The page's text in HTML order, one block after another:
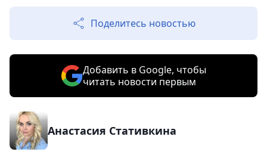
Поделитесь новостью
Добавить в Google, чтобы
читать новости первым
Анастасия Стативкина